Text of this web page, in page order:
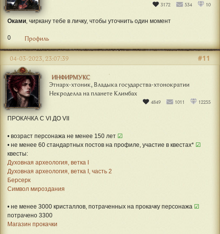
3172 534 10
Оками, чиркану тебе в личку, чтобы уточнить один момент
0 Профиль
ИНФИРМУКС
Этнарх-хтоник, Владыка государства-хтонократии
Некроделла на планете Климбах
4849 1011 12255
#11
04-03-2023, 23:07:39
ПРОКАЧКА С VI ДО VII
• возраст персонажа не менее 150 лет ☑
• не менее 60 стандартных постов на профиле, участие в квестах* ☑
квесты:
Духовная археология, ветка I
Духовная археология, ветка I, часть 2
Берсерк
Символ мироздания
• не менее 3000 кристаллов, потраченных на прокачку персонажа ☑
потрачено 3300
Магазин прокачки